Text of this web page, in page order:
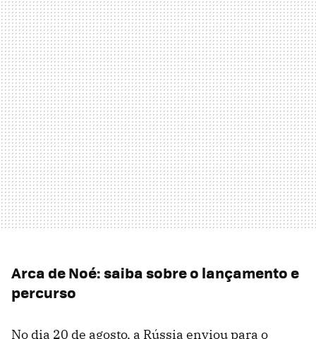
Arca de Noé: saiba sobre o lançamento e
percurso
No dia 20 de agosto, a Rússia enviou para o